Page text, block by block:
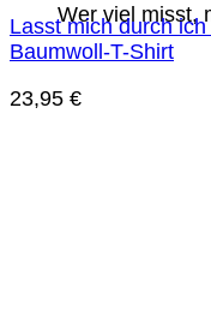
Wer viel misst,
Lasst mich durch
Baumwoll-T-Shirt
23,95 €